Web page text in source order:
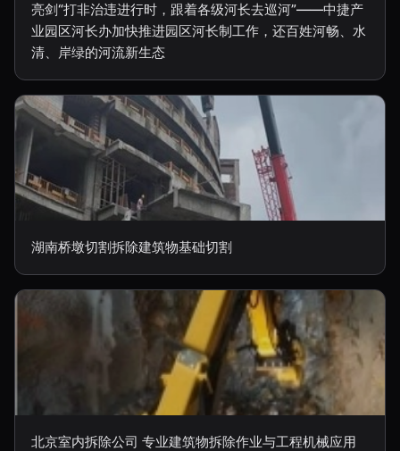
亮剑“打非治违进行时，跟着各级河长去巡河”——中捷产
业园区河长办加快推进园区河长制工作，还百姓河畅、水
清、岸绿的河流新生态
湖南桥墩切割拆除建筑物基础切割
北京室内拆除公司 专业建筑物拆除作业与工程机械应用